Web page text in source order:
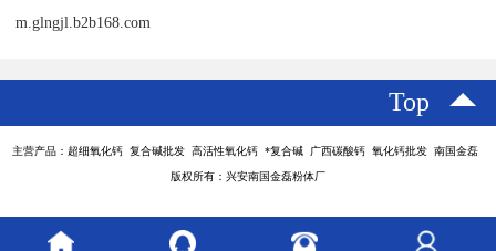
m.glngjl.b2b168.com
Top
主营产品：超细氧化钙 复合碱批发 高活性氧化钙 *复合碱 广西碳酸钙 氧化钙批发 南国金磊
版权所有：兴安南国金磊粉体厂